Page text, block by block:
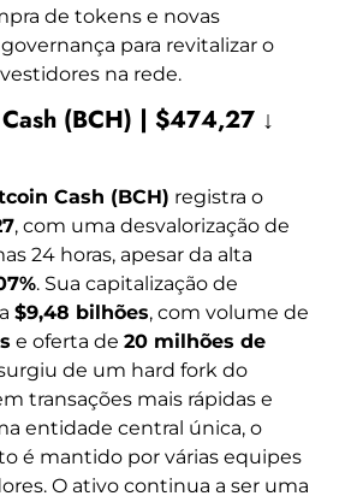
de tokens e novas
para revitalizar o
na rede.
(BCH) | $474,27 ↓
Cash (BCH) registra o
, com uma desvalorização de
24 horas, apesar da alta
. Sua capitalização de
$9,48 bilhões, com volume de
e oferta de 20 milhões de
de um hard fork do
transações mais rápidas e
entidade central única, o
é mantido por várias equipes
O ativo continua a ser uma